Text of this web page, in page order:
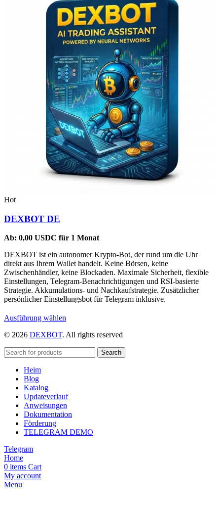
Hot
DEXBOT DE
Ab: 0,00 USDC für 1 Monat
DEXBOT ist ein autonomer Krypto-Bot, der rund um die Uhr
direkt aus Ihrem Wallet handelt. Keine Börsen, keine
Zwischenhändler, keine Blockaden. Maximale Sicherheit, flexible
Einstellungen, Telegram-Benachrichtigungen und RSI-basierte
Strategie. Akkumulations- und Nachkaufstrategie. Zusätzlicher
persönlicher Einstellungsbot für Telegram inklusive.
Ausführung wählen
weist
auf
der
Produktseite
werden
© 2026 DEXBOT. All rights reserved
Search
Heim
Blog
Katalog
Updateverlauf
Anweisungen
Dokumentation
Förderung
TELEGRAM DEMO
Telegram
Home
0 items Cart
My account
Menu